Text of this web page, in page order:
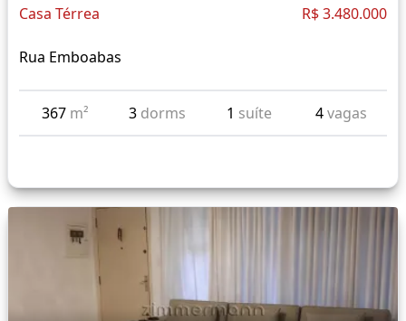
Casa Térrea R$ 3.480.000
Rua Emboabas
367 m² 3 dorms 1 suíte 4vagas